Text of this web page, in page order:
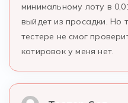
минимальному лоту в
выйдет из просадки. Но
тестере не смог
котировок у меня нет.